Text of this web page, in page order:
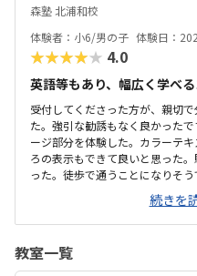
ているわけではありませんが、
れており、集中しやすい雰囲気
約12,000円という料金は、我が家
森塾 北浦和校
体験者：小6/男の子 体験日：
★★★★★ 4.0
英語等もあり、幅広く学べ
受付してくださった方が、親切
た。強引な勧誘もなく良かった
ージ部分を体験した。カラーテ
ろの表示もできて良いと思った
った。徒歩で通うことになりそ
気も良く、清潔感もあった。部
確保されていて良かった。基本
うで良かった。できれば、毎月1
気持ちになれて良かった。
続きを
教室一覧